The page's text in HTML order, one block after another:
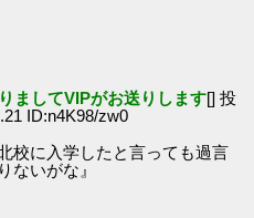
ましてVIPがお送りします[] 投
ID:n4K98/zw0
校に入学したと言っても過言
ないがな』